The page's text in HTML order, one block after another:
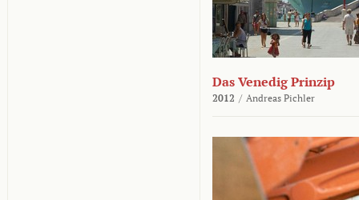
Das Venedig Prinzip
2012 / Andreas Pichler